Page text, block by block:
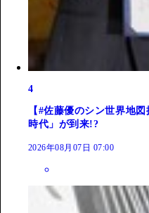
4
【#佐藤優のシン世界地
時代」が到来!?
2026年08月07日 07:00